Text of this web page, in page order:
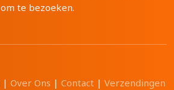
om te bezoeken.
| Over Ons | Contact| Verzendingen